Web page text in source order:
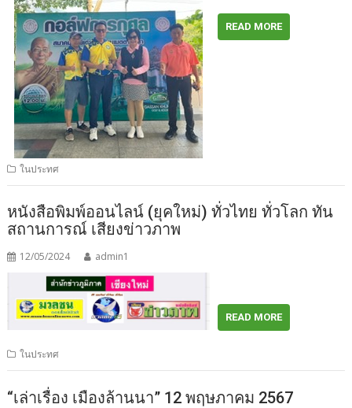
READ MORE
ในประทศ
หนังสือพิมพ์ออนไลน์ (ยุคใหม่) ทั่วไทย ทั่วโลก ทัน
สถานการณ์ เสียงข่าวภาพ
12/05/2024 admin1
READ MORE
ในประทศ
“เล่าเรื่อง เมืองล้านนา” 12 พฤษภาคม 2567